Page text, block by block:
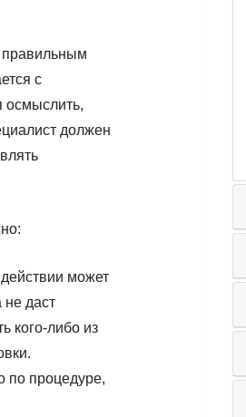
правильным
с
осмыслить,
должен
может
не даст
кого-либо из
по процедуре,